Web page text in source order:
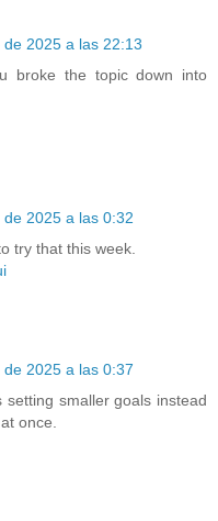
2025 a las 22:13
broke the topic down into
2025 a las 0:32
try that this week.
2025 a las 0:37
smaller goals instead
once.